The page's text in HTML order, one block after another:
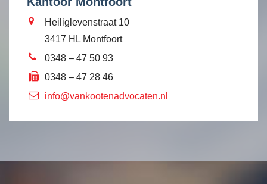
Heiliglevenstraat 10
3417 HL Montfoort
0348 – 47 50 93
0348 – 47 28 46
info@vankootenadvocaten.nl